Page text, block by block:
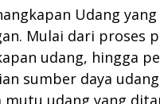
Udang
Mulai dari proses
udang, hingga
sumber daya